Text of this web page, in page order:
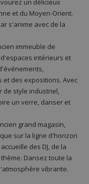
un délicieux
et du Moyen-Orient.
s'anime avec de la
immeuble de
intérieurs et
et des expositions. Avec
de style industriel,
un verre, danser et
grand magasin,
sur la ligne d'horizon
des DJ, de la
Dansez toute la
vibrante.